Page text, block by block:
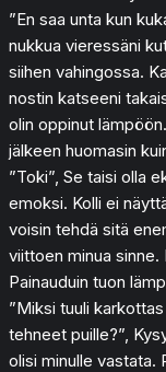
”En saa unta kun
nukkua vieressäni
siihen vahingossa.
nostin katseeni
olin oppinut
jälkeen huomasin
”Toki”, Se taisi olla
emoksi. Kolli ei
voisin tehdä sitä
viittoen minua sinne.
Painauduin tuon
”Miksi tuuli
tehneet puille?”,
olisi minulle vastata.